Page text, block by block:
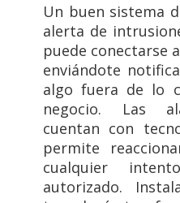
Un buen sistema
alerta de
puede conectarse
enviándote
algo fuera de lo
negocio. Las
cuentan con
permite
cualquier
autorizado.